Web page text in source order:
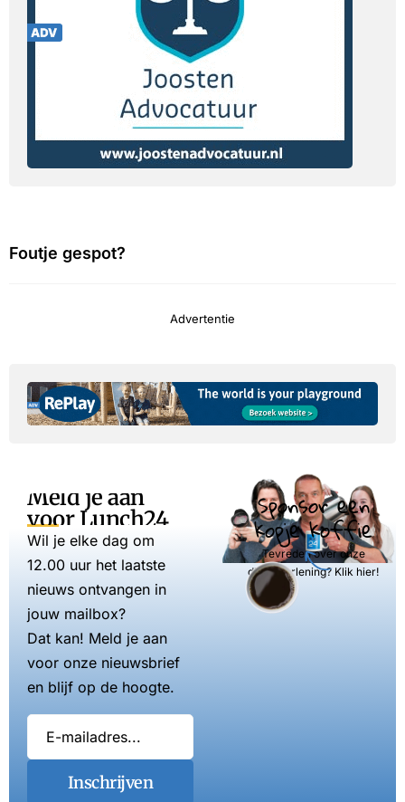
Foutje gespot?
Advertentie
Meld je aan
voor Lunch24
Wil je elke dag om
12.00 uur het laatste
nieuws ontvangen in
jouw mailbox?
Dat kan! Meld je aan
voor onze nieuwsbrief
en blijf op de hoogte.
Inschrijven
Sponsor een
kopje koffie
Tevreden over onze
dienstverlening? Klik hier!